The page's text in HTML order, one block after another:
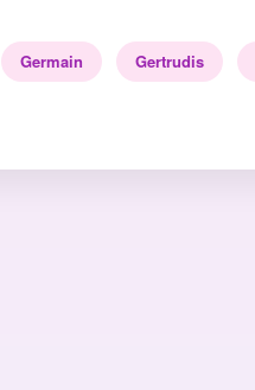
Germain Gertrudis